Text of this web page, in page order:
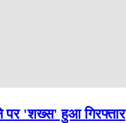
पर 'शख्स' हुआ गिरफ्तार